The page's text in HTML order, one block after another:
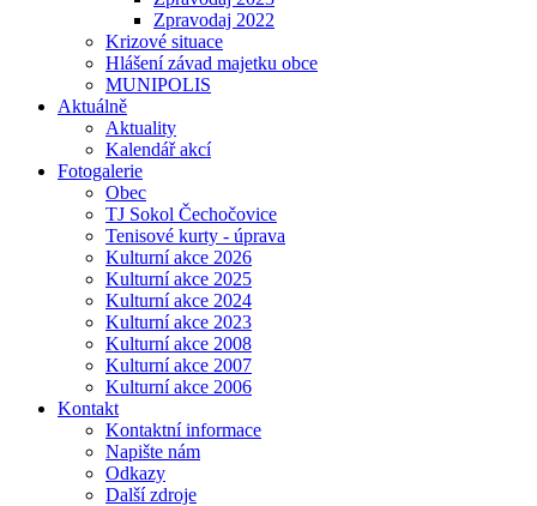
Zpravodaj 2022
Krizové situace
Hlášení závad majetku obce
MUNIPOLIS
Aktuálně
Aktuality
Kalendář akcí
Fotogalerie
Obec
TJ Sokol Čechočovice
Tenisové kurty - úprava
Kulturní akce 2026
Kulturní akce 2025
Kulturní akce 2024
Kulturní akce 2023
Kulturní akce 2008
Kulturní akce 2007
Kulturní akce 2006
Kontakt
Kontaktní informace
Napište nám
Odkazy
Další zdroje